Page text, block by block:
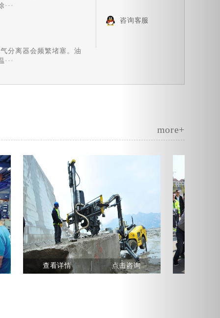
分离器会频繁堵塞。油
咨询客服
more+
查看详情 点击咨询 查看详情